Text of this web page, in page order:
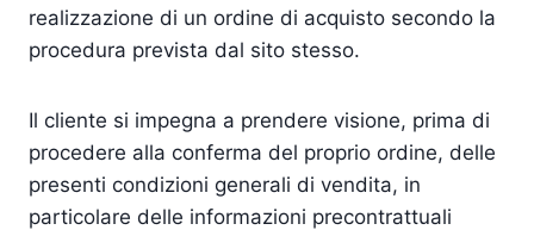
realizzazione di un ordine di acquisto secondo la
procedura prevista dal sito stesso.
Il cliente si impegna a prendere visione, prima di
procedere alla conferma del proprio ordine, delle
presenti condizioni generali di vendita, in
particolare delle informazioni precontrattuali